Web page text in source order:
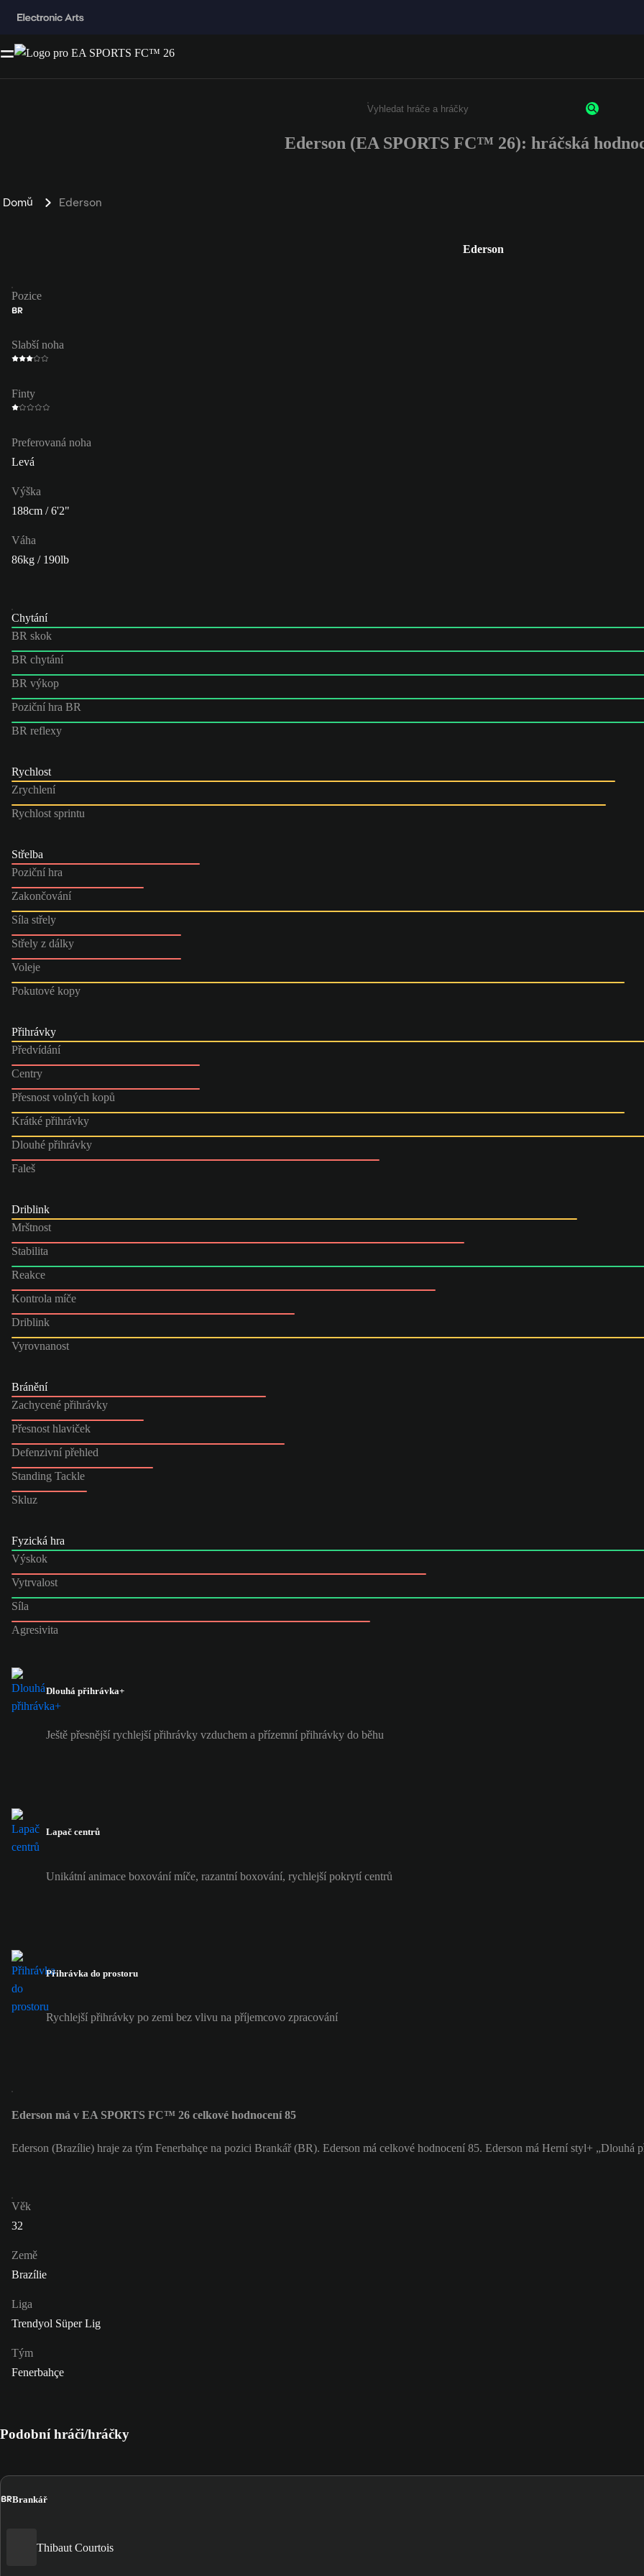
Enter a minimum of 3 characters or numbers
Ederson (EA SPORTS FC™ 26): hráčská
Domů Ederson
Ederson
Pozice
BR
Slabší noha
Finty
Preferovaná noha
Levá
Výška
188cm / 6'2"
Váha
86kg / 190lb
Chytání
BR skok
BR chytání
BR výkop
Poziční hra BR
BR reflexy
Rychlost
Zrychlení
Rychlost sprintu
Střelba
Poziční hra
Zakončování
Síla střely
Střely z dálky
Voleje
Pokutové kopy
Přihrávky
Předvídání
Centry
Přesnost volných kopů
Krátké přihrávky
Dlouhé přihrávky
Faleš
Driblink
Mrštnost
Stabilita
Reakce
Kontrola míče
Driblink
Vyrovnanost
Bránění
Zachycené přihrávky
Přesnost hlaviček
Defenzivní přehled
Standing Tackle
Skluz
Fyzická hra
Výskok
Vytrvalost
Síla
Agresivita
Dlouhá přihrávka+
Ještě přesnější rychlejší přihrávky vzduchem a přízemní přihrávky do běhu
Lapač centrů
Unikátní animace boxování míče, razantní boxování, rychlejší pokrytí centrů
Přihrávka do prostoru
Rychlejší přihrávky po zemi bez vlivu na příjemcovo zpracování
Ederson má v EA SPORTS FC™ 26 celkové hodnocení 85
Ederson (Brazílie) hraje za tým Fenerbahçe na pozici Brankář (BR). Ederson má celkové hodnocení 85. Ederson má Herní styl+ „Dlouhá
Věk
32
Země
Brazílie
Liga
Trendyol Süper Lig
Tým
Fenerbahçe
Podobní hráči/hráčky
BRBrankář
Thibaut Courtois